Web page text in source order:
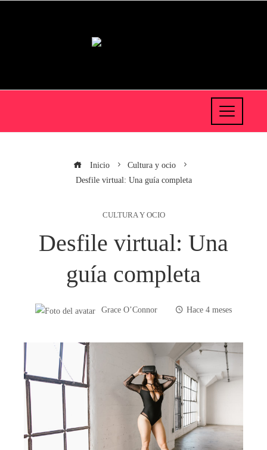
Inicio
Cultura y ocio
Desfile virtual: Una guía completa
CULTURA Y OCIO
Desfile virtual: Una
guía completa
Grace O’Connor Hace 4 meses